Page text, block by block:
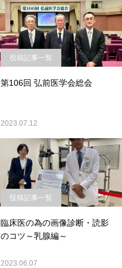
投稿記事一覧
第106回 弘前医学会総会
2023.07.12
投稿記事一覧
臨床医の為の画像診断・読影
のコツ～乳腺編～
2023.06.07